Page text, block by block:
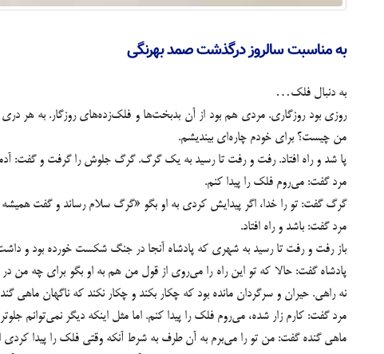
به مناسبت سالروز درگذشت صمد بهرنگی
به دنبال فلک…
روزی بود روزگاری. مردی هم بود از آن بدبخت‌ها و فلک‌زده‌های روزگار. به هر
من چیست؟ برای خودم چاره‌ای بیندیشم.
‏پا شد و راه افتاد. رفت و رفت تا رسید به یک گرگ. گرگ جلوش را گرفت و گفت:
‏مرد گفت: می‌روم فلک را پیدا کنم.
‏گرگ گفت: تو را خدا، اگر پیدایش کردی به او بگو «گرگ سلام رساند و گفت
‏مرد گفت: باشد و راه افتاد.
‏باز رفت و رفت تا رسید به شهری که پادشاه آنجا در جنگ شکست خورده بود و
‏پادشاه گفت: حالا که تو این راه را می‌روی از قول من هم به او بگو برای چه
نه راهی. حیران و سرگردان مانده بود که چکار بکند و چکار نکند که ناگهان ماهی
‏مرد گفت: کارم زار شده، می‌روم فلک را پیدا کنم. اما مثل اینکه دیگر نمی‌توانم جلوتر
‏ماهی گنده گفت: من تو را می‌برم به آن طرف به شرط آنکه وقتی فلک را پیدا کردی